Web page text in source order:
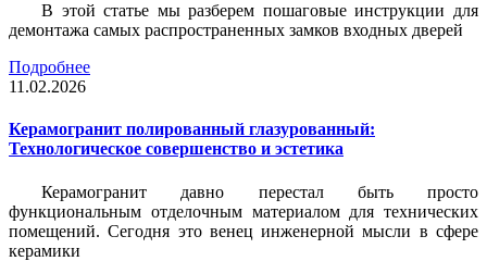
В этой статье мы разберем пошаговые инструкции для
демонтажа самых распространенных замков входных дверей
Подробнее
11.02.2026
Керамогранит полированный глазурованный:
Технологическое совершенство и эстетика
Керамогранит давно перестал быть просто
функциональным отделочным материалом для технических
помещений. Сегодня это венец инженерной мысли в сфере
керамики